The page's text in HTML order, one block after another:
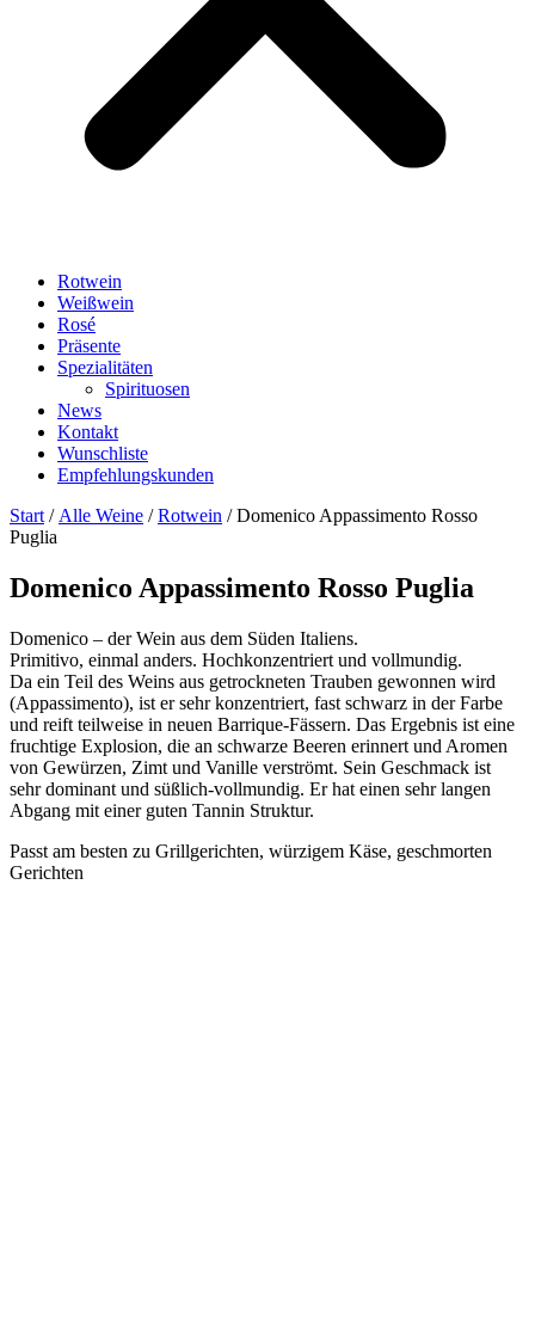
Rotwein
Weißwein
Rosé
Präsente
Spezialitäten
Spirituosen
News
Kontakt
Wunschliste
Empfehlungskunden
Start / Alle Weine /Rotwein / Domenico Appassimento Rosso
Puglia
Domenico Appassimento Rosso Puglia
Domenico – der Wein aus dem Süden Italiens.
Primitivo, einmal anders. Hochkonzentriert und vollmundig.
Da ein Teil des Weins aus getrockneten Trauben gewonnen wird
(Appassimento), ist er sehr konzentriert, fast schwarz in der Farbe
und reift teilweise in neuen Barrique-Fässern. Das Ergebnis ist eine
fruchtige Explosion, die an schwarze Beeren erinnert und Aromen
von Gewürzen, Zimt und Vanille verströmt. Sein Geschmack ist
sehr dominant und süßlich-vollmundig. Er hat einen sehr langen
Abgang mit einer guten Tannin Struktur.
Passt am besten zu Grillgerichten, würzigem Käse, geschmorten
Gerichten